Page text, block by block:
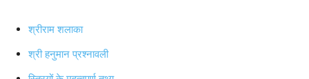
श्रीराम शलाका
श्री हनुमान प्रश्नावली